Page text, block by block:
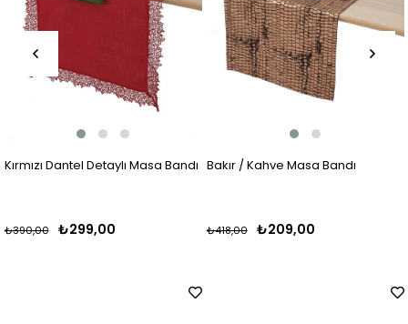
Masa Bandı Bakır / Kahve Masa Bandı
₺418,00
Krem / Gri Masa
₺329,00